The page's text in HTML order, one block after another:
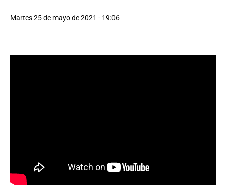
Martes 25 de mayo de 2021 - 19:06